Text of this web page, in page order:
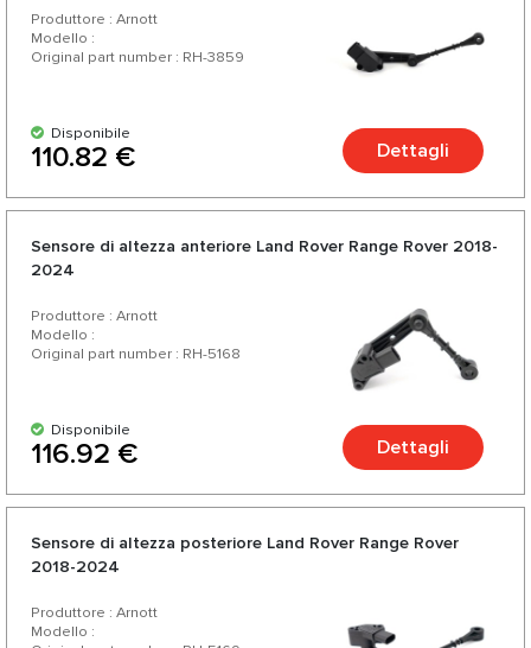
Produttore : Arnott
Modello :
Original part number : RH-3859
Disponibile
110.82 € Dettagli
Sensore di altezza anteriore Land Rover Range Rover 2018-
2024
Produttore : Arnott
Modello :
Original part number : RH-5168
Disponibile
116.92 € Dettagli
Sensore di altezza posteriore Land Rover Range Rover
2018-2024
Produttore : Arnott
Modello :